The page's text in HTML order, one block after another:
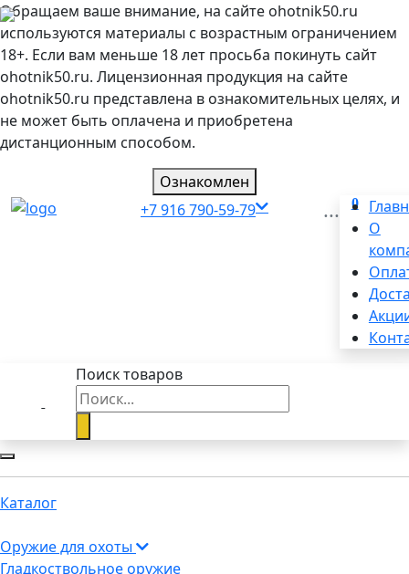
Обращаем ваше внимание, на сайте ohotnik50.ru
используются материалы с возрастным ограничением
18+. Если вам меньше 18 лет просьба покинуть сайт
ohotnik50.ru. Лицензионная продукция на сайте
ohotnik50.ru представлена в ознакомительных целях, и
не может быть оплачена и приобретена
дистанционным способом.
Ознакомлен
+7 916 790-59-79
0
...
О
Поиск товаров
Каталог
Оружие для охоты
Гладкоствольное оружие